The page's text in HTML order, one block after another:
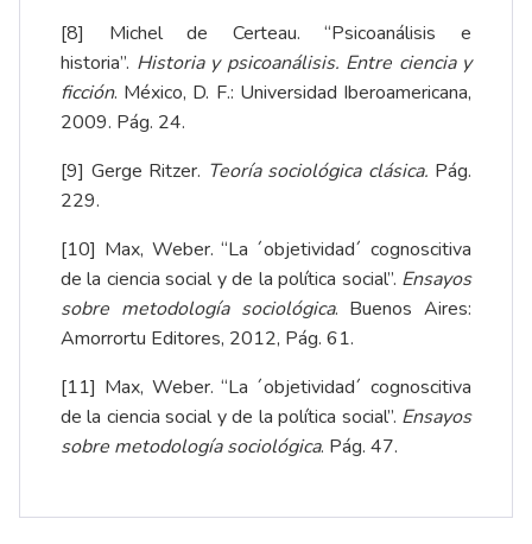
[8] Michel de Certeau. “Psicoanálisis e
historia”. Historia y psicoanálisis. Entre ciencia y
ficción. México, D. F.: Universidad Iberoamericana,
2009. Pág. 24.
[9] Gerge Ritzer. Teoría sociológica clásica. Pág.
229.
[10] Max, Weber. “La ´objetividad´ cognoscitiva
de la ciencia social y de la política social”. Ensayos
sobre metodología sociológica. Buenos Aires:
Amorrortu Editores, 2012, Pág. 61.
[11] Max, Weber. “La ´objetividad´ cognoscitiva
de la ciencia social y de la política social”. Ensayos
sobre metodología sociológica. Pág. 47.